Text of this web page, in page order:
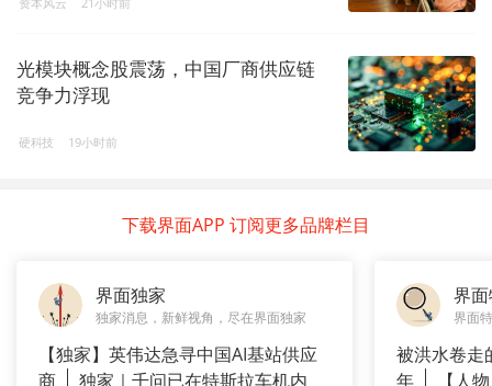
光模块概念股震荡，中国厂商供应链
竞争力浮现
硬科技 19小时前
下载界面APP 订阅更多品牌栏目
界面独家
独家消息，新鲜视角，尽在界面独家
【独家】英伟达急寻中国AI基站供应
商
独家｜千问已在特斯拉车机内
界
界面
被洪水卷走
年
【人